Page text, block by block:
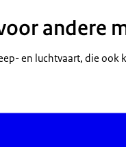
andere
en luchtvaart, die